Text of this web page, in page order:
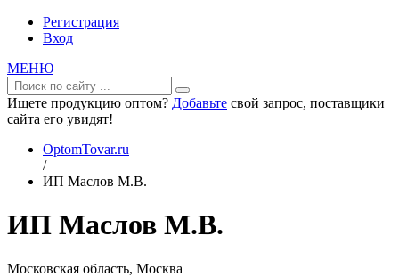
Регистрация
Вход
МЕНЮ
Ищете продукцию оптом? Добавьте свой запрос, поставщики
сайта его увидят!
OptomTovar.ru
/
ИП Маслов М.В.
ИП Маслов М.В.
Московская область, Москва